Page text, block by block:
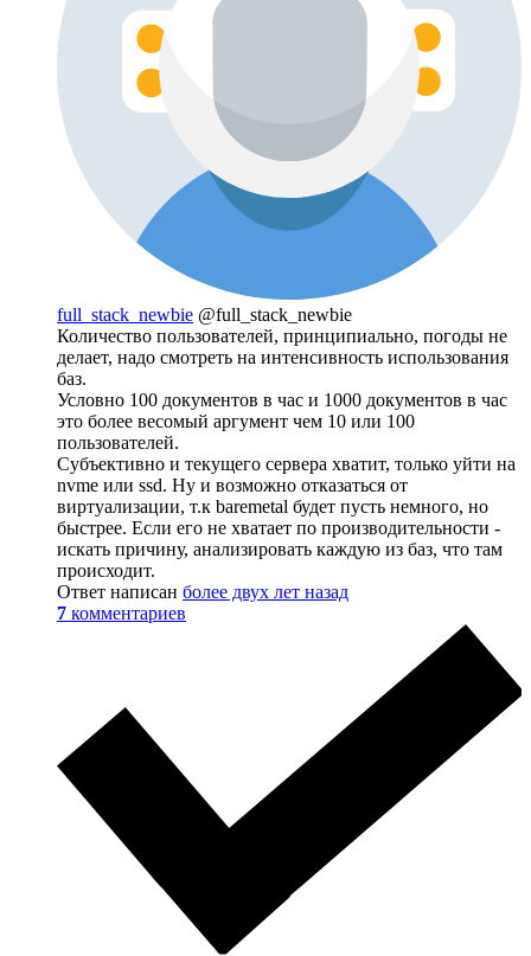
full_stack_newbie @full_stack_newbie
Количество пользователей, принципиально, погоды не
делает, надо смотреть на интенсивность использования
баз.
Условно 100 документов в час и 1000 документов в час
это более весомый аргумент чем 10 или 100
пользователей.
Субъективно и текущего сервера хватит, только уйти на
nvme или ssd. Ну и возможно отказаться от
виртуализации, т.к baremetal будет пусть немного, но
быстрее. Если его не хватает по производительности -
искать причину, анализировать каждую из баз, что там
происходит.
Ответ написан более двух лет назад
7 комментариев